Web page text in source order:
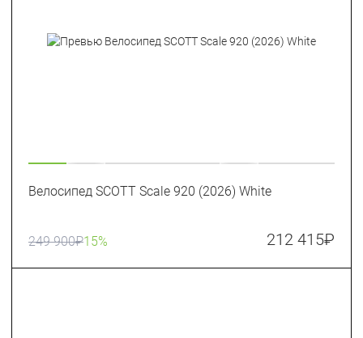
Велосипед SCOTT Scale 920 (2026) White
249 900₽15% 212 415₽